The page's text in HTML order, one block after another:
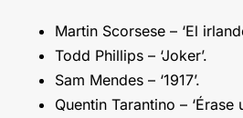
Martin Scorsese – ‘El
Todd Phillips – ‘Joker’.
Sam Mendes – ‘1917’.
Quentin Tarantino –